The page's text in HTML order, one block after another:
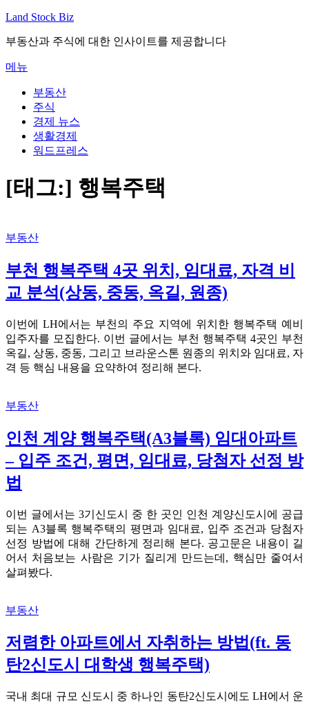
내
으
로
바
Land Stock Biz
부동산과 주식에 대한 인사이트를 제공합니다
메뉴
부동산
주식
경제 뉴스
생활경제
워드프레스
[태그:] 행복주택
부동산
부천 행복주택 4곳 위치, 임대료, 자격 비
교 분석(상동, 중동, 옥길, 원종)
이번에 LH에서는 부천의 주요 지역에 위치한 행복주택 예비
입주자를 모집한다. 이번 글에서는 부천 행복주택 4곳인 부천
옥길, 상동, 중동, 그리고 브라운스톤 원종의 위치와 임대료, 자
격 등 핵심 내용을 요약하여 정리해 본다.
부동산
인천 계양 행복주택(A3블록) 임대아파트
– 입주 조건, 평면, 임대료, 당첨자 선정 방
법
이번 글에서는 3기신도시 중 한 곳인 인천 계양신도시에 공급
되는 A3블록 행복주택의 평면과 임대료, 입주 조건과 당첨자
선정 방법에 대해 간단하게 정리해 본다. 공고문은 내용이 길
어서 처음보는 사람은 기가 질리게 만드는데, 핵심만 줄여서
살펴봤다.
부동산
저렴한 아파트에서 자취하는 방법(ft. 동
탄2신도시 대학생 행복주택)
국내 최대 규모 신도시 중 하나인 동탄2신도시에도 LH에서 운